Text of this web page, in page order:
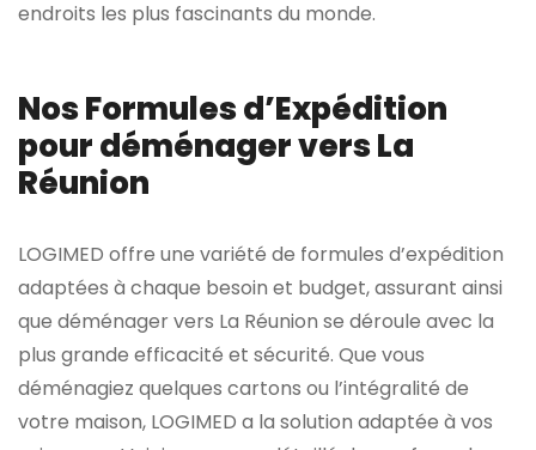
endroits les plus fascinants du monde.
Nos Formules d’Expédition
pour déménager vers La
Réunion
LOGIMED offre une variété de formules d’expédition
adaptées à chaque besoin et budget, assurant ainsi
que déménager vers La Réunion se déroule avec la
plus grande efficacité et sécurité. Que vous
déménagiez quelques cartons ou l’intégralité de
votre maison, LOGIMED a la solution adaptée à vos